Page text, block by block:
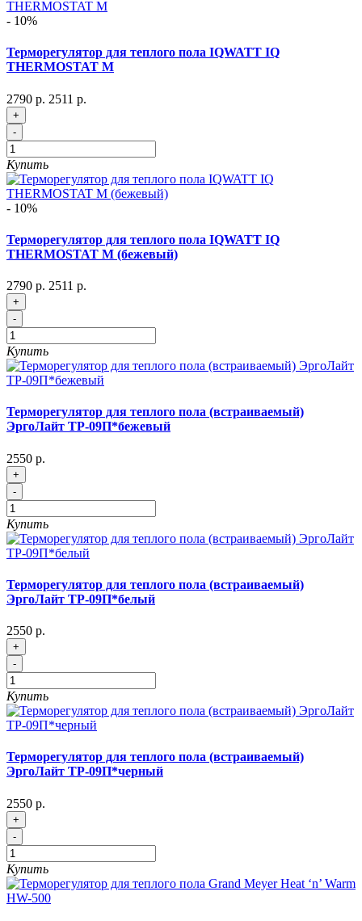
- 10%
Терморегулятор для теплого пола IQWATT IQ
THERMOSTAT M
2790 р. 2511 р.
+
-
Купить
- 10%
Терморегулятор для теплого пола IQWATT IQ
THERMOSTAT M (бежевый)
2790 р. 2511 р.
+
-
Купить
Терморегулятор для теплого пола (встраиваемый)
ЭргоЛайт ТР-09П*бежевый
2550 р.
+
-
Купить
Терморегулятор для теплого пола (встраиваемый)
ЭргоЛайт ТР-09П*белый
2550 р.
+
-
Купить
Терморегулятор для теплого пола (встраиваемый)
ЭргоЛайт ТР-09П*черный
2550 р.
+
-
Купить